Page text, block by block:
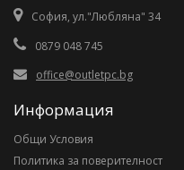
София, ул."Любляна" 34
0879 048 745
office@outletpc.bg
Информация
Общи Условия
Политика за поверителност